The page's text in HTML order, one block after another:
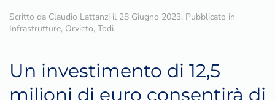
Scritto da Claudio Lattanzi il 28 Giugno 2023. Pubblicato in
Infrastrutture, Orvieto, Todi.
Un investimento di 12,5
milioni di euro consentirà di